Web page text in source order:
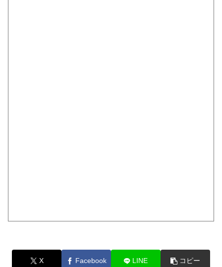
X Facebook LINE コピー